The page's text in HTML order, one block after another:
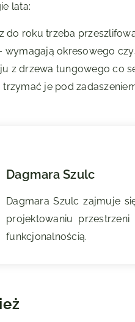
lata:
do roku trzeba
wymagają okresowego
z drzewa tungowego co
je pod
Dagmara Szulc
Dagmara Szulc zajmuje
projektowaniu
funkcjonalnością.